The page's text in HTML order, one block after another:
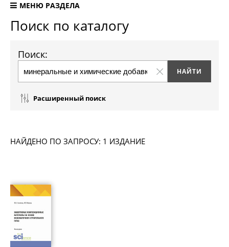
МЕНЮ РАЗДЕЛА
Поиск по каталогу
Поиск:
Расширенный поиск
НАЙДЕНО ПО ЗАПРОСУ: 1 ИЗДАНИЕ